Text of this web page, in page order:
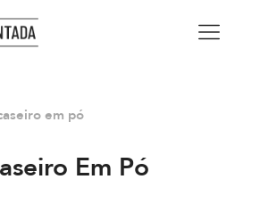
em pó
Em Pó